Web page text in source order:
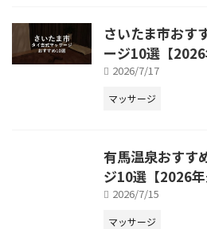
さいたま市おす
ージ10選【2026
2026/7/17
マッサージ
有馬温泉おすす
ジ10選【2026年
2026/7/15
マッサージ